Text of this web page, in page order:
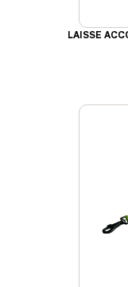
LAISSE